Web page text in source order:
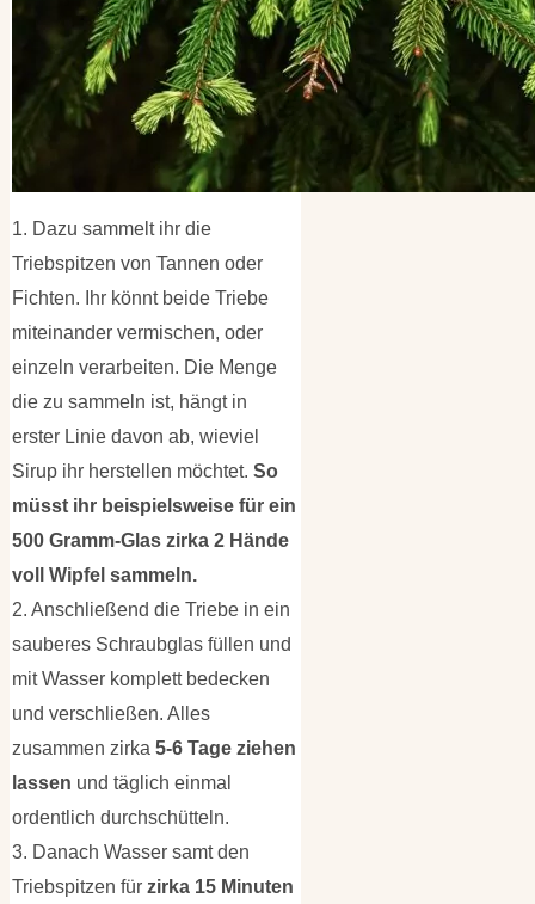
1. Dazu sammelt ihr die
Triebspitzen von Tannen oder
Fichten. Ihr könnt beide Triebe
miteinander vermischen, oder
einzeln verarbeiten. Die Menge
die zu sammeln ist, hängt in
erster Linie davon ab, wieviel
Sirup ihr herstellen möchtet. So
müsst ihr beispielsweise für ein
500 Gramm-Glas zirka 2 Hände
voll Wipfel sammeln.
2. Anschließend die Triebe in ein
sauberes Schraubglas füllen und
mit Wasser komplett bedecken
und verschließen. Alles
zusammen zirka 5-6 Tage ziehen
lassen und täglich einmal
ordentlich durchschütteln.
3. Danach Wasser samt den
Triebspitzen fürzirka 15 Minuten